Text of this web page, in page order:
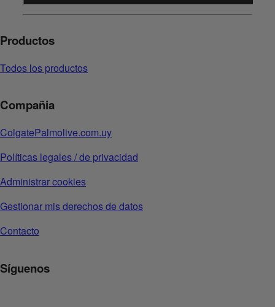
Productos
Todos los productos
Compañia
ColgatePalmolive.com.uy
Políticas legales / de privacidad
Administrar cookies
Gestionar mis derechos de datos
Contacto
Síguenos